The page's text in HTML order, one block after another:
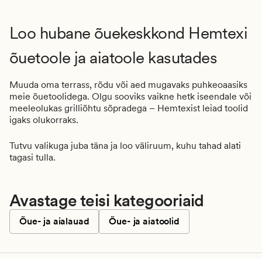
Loo hubane õuekeskkond Hemtexi
õuetoole ja aiatoole kasutades
Muuda oma terrass, rõdu või aed mugavaks puhkeoaasiks
meie õuetoolidega. Olgu sooviks vaikne hetk iseendale või
meeleolukas grilliõhtu sõpradega – Hemtexist leiad toolid
igaks olukorraks.
Tutvu valikuga juba täna ja loo väliruum, kuhu tahad alati
tagasi tulla.
Avastage teisi kategooriaid
Õue- ja aialauad Õue- ja aiatoolid